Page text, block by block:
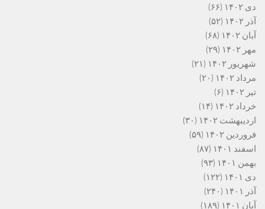
دی ۱۴۰۲
(۶۶)
آذر ۱۴۰۲
(۵۲)
آبان ۱۴۰۲
(۶۸)
مهر ۱۴۰۲
(۲۹)
شهریور ۱۴۰۲
(۲۱)
مرداد ۱۴۰۲
(۲۰)
تیر ۱۴۰۲
(۶)
خرداد ۱۴۰۲
(۱۴)
اردیبهشت ۱۴۰۲
(۳۰)
فروردین ۱۴۰۲
(۵۹)
اسفند ۱۴۰۱
(۸۷)
بهمن ۱۴۰۱
(۹۳)
دی ۱۴۰۱
(۱۲۲)
آذر ۱۴۰۱
(۲۴۰)
آبان ۱۴۰۱
(۱۸۹)